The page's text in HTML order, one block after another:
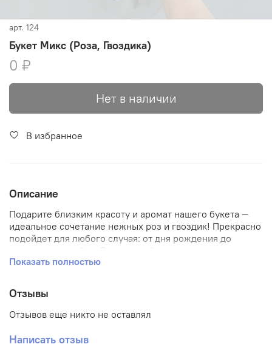
арт. 124
Букет Микс (Роза, Гвоздика)
0 ₽
Нет в наличии
В избранное
Описание
Подарите близким красоту и аромат нашего букета —
идеальное сочетание нежных роз и гвоздик! Прекрасно
подойдет для любого случая: от дня рождения до
гарантирует радость получателя надолго. Удобная
запоминающимся и значимым.
Показать полностью
Отзывы
Отзывов еще никто не оставлял
Написать отзыв